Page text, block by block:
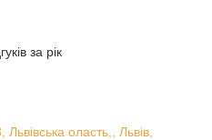
за рік
оласть,, Львів,